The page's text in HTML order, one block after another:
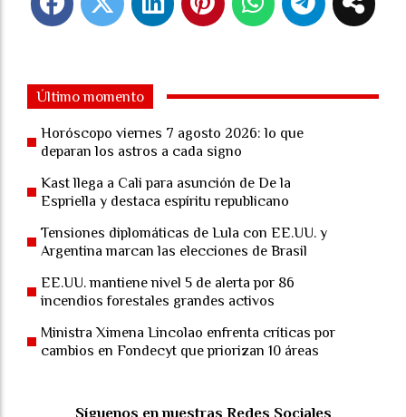
Último momento
Horóscopo viernes 7 agosto 2026: lo que
deparan los astros a cada signo
Kast llega a Cali para asunción de De la
Espriella y destaca espíritu republicano
Tensiones diplomáticas de Lula con EE.UU. y
Argentina marcan las elecciones de Brasil
EE.UU. mantiene nivel 5 de alerta por 86
incendios forestales grandes activos
Ministra Ximena Lincolao enfrenta críticas por
cambios en Fondecyt que priorizan 10 áreas
Síguenos en nuestras Redes Sociales